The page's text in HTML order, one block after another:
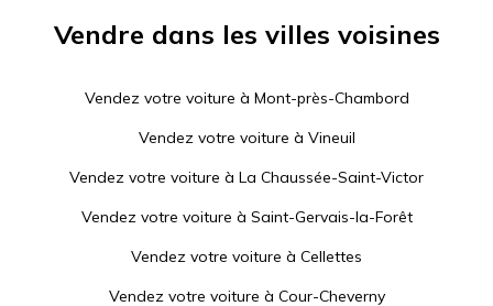
Vendre dans les villes voisines
Vendez votre voiture à Mont-près-Chambord
Vendez votre voiture à Vineuil
Vendez votre voiture à La Chaussée-Saint-Victor
Vendez votre voiture à Saint-Gervais-la-Forêt
Vendez votre voiture à Cellettes
Vendez votre voiture à Cour-Cheverny